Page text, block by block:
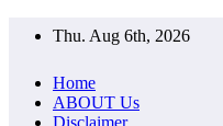
Thu. Aug 6th, 2026
Home
ABOUT Us
Disclaimer